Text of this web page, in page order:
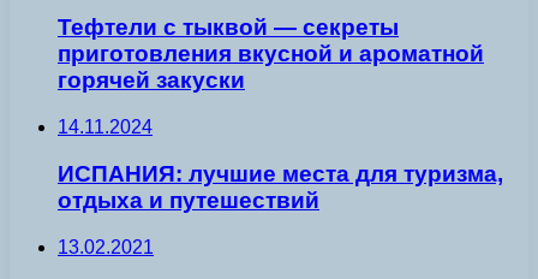
Тефтели с тыквой — секреты
приготовления вкусной и ароматной
горячей закуски
14.11.2024
ИСПАНИЯ: лучшие места для туризма,
отдыха и путешествий
13.02.2021